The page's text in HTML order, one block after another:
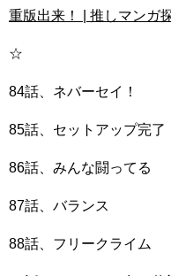
重版出来！ | 推しマンガ
☆
84話、ネバーセイ！
85話、セットアップ完了
86話、みんな闘ってる
87話、バランス
88話、フリークライム